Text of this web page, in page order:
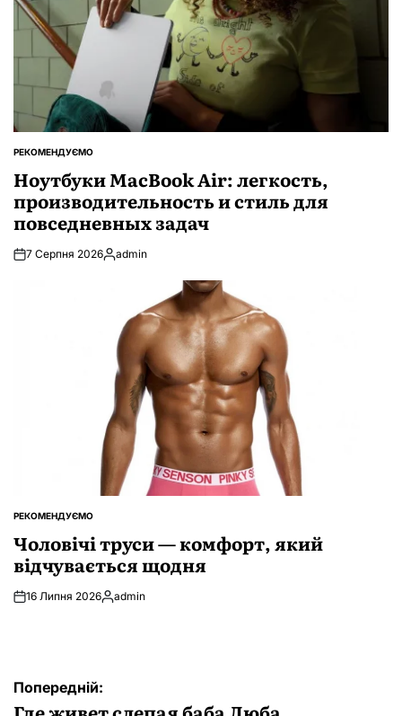
ОПУБЛІКУВАТИ
РЕКОМЕНДУЄМО
Ноутбуки MacBook Air: легкость,
производительность и стиль для
повседневных задач
7 Серпня 2026Опубліковано
admin
ОПУБЛІКУВАТИ
РЕКОМЕНДУЄМО
Чоловічі труси — комфорт, який
відчувається щодня
16 Липня 2026Опубліковано
admin
Навігація
Попередній: